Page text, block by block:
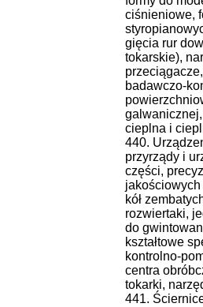
ciśnieniowe,
gięcia rur
tokarskie),
badawczo-
cieplna i
440.
przyrządy i
części,
kół
rozwiertaki,
do
kształtowe
kontrolno-
centra
tokarki,
441.